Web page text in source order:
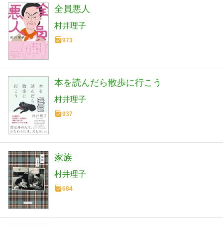
全員悪人
村井理子
973
本を読んだら散歩に行こう
村井理子
937
家族
村井理子
684